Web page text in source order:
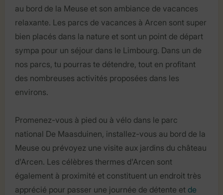
au bord de la Meuse et son ambiance de vacances
relaxante. Les parcs de vacances à Arcen sont super
bien placés dans la nature et sont un point de départ
sympa pour un séjour dans le Limbourg. Dans un de
nos parcs, tu pourras te détendre, tout en profitant
des nombreuses activités proposées dans les
environs.
Promenez-vous à pied ou à vélo dans le parc
national De Maasduinen, installez-vous au bord de la
Meuse ou prévoyez une visite aux jardins du château
d'Arcen. Les célèbres thermes d'Arcen sont
également à proximité et constituent un endroit très
apprécié pour passer une journée de détente et de